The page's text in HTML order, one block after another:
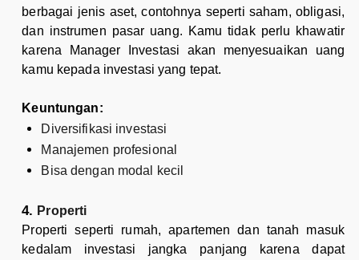
berbagai jenis aset, contohnya seperti saham, obligasi,
dan instrumen pasar uang. Kamu tidak perlu khawatir
karena Manager Investasi akan menyesuaikan uang
kamu kepada investasi yang tepat.
Keuntungan:
Diversifikasi investasi
Manajemen profesional
Bisa dengan modal kecil
Properti
Properti seperti rumah, apartemen dan tanah masuk
kedalam investasi jangka panjang karena dapat